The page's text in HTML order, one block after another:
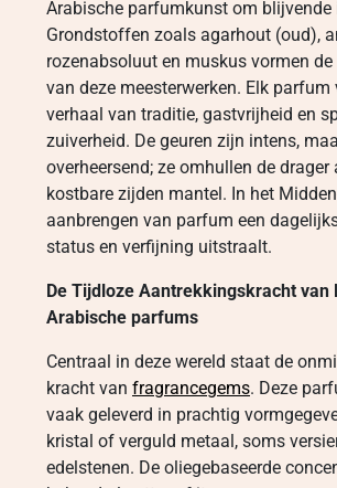
Arabische parfumkunst om blijvende
Grondstoffen zoals agarhout (oud),
rozenabsoluut en muskus vormen
van deze meesterwerken. Elk parfum
verhaal van traditie, gastvrijheid en
zuiverheid. De geuren zijn intens,
overheersend; ze omhullen de drager
kostbare zijden mantel. In het
aanbrengen van parfum een
status en verfijning uitstraalt.
De Tijdloze Aantrekkingskracht van
Arabische parfums
Centraal in deze wereld staat de
kracht van fragrancegems. Deze
vaak geleverd in prachtig
kristal of verguld metaal, soms
edelstenen. De oliegebaseerde